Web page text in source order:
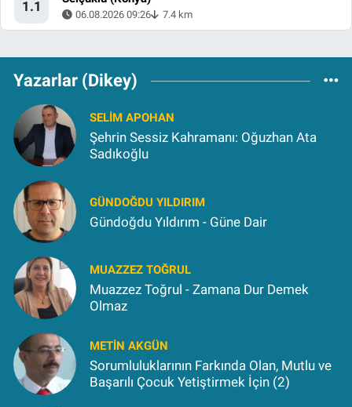
1.1
06.08.2026 09:26 7.4 km
Yazarlar (Dikey)
SELIM APOHAN
Şehrin Sessiz Kahramanı: Oğuzhan Ata
Sadıkoğlu
GÜNDOĞDU YILDIRIM
Gündoğdu Yıldırım - Güne Dair
MUAZZEZ TOĞRUL
Muazzez Toğrul - Zamana Dur Demek
Olmaz
METIN AKGÜN
Sorumluluklarının Farkında Olan, Mutlu ve
Başarılı Çocuk Yetiştirmek İçin (2)